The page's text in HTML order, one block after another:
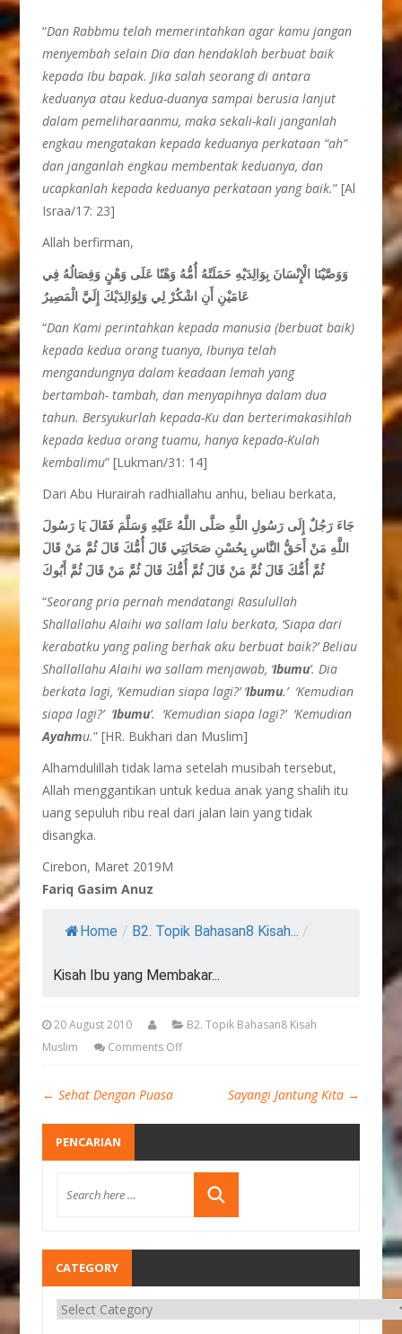
“Dan Rabbmu telah memerintahkan agar kamu jangan
menyembah selain Dia dan hendaklah berbuat baik
kepada Ibu bapak. Jika salah seorang di antara
keduanya atau kedua-duanya sampai berusia lanjut
dalam pemeliharaanmu, maka sekali-kali janganlah
engkau mengatakan kepada keduanya perkataan “ah”
dan janganlah engkau membentak keduanya, dan
ucapkanlah kepada keduanya perkataan yang baik.” [Al
Israa/17: 23]
Allah berfirman,
وَوَصَّيْنَا الْإِنْسَانَ بِوَالِدَيْهِ حَمَلَتْهُ أُمُّهُ وَهْنًا عَلَى وَهْنٍ وَفِصَالُهُ فِي
عَامَيْنِ أَنِ اشْكُرْ لِي وَلِوَالِدَيْكَ إِلَيَّ الْمَصِيرُ
“Dan Kami perintahkan kepada manusia (berbuat baik)
kepada kedua orang tuanya, Ibunya telah
mengandungnya dalam keadaan lemah yang
bertambah- tambah, dan menyapihnya dalam dua
tahun. Bersyukurlah kepada-Ku dan berterimakasihlah
kepada kedua orang tuamu, hanya kepada-Kulah
kembalimu” [Lukman/31: 14]
Dari Abu Hurairah radhiallahu anhu, beliau berkata,
جَاءَ رَجُلٌ إِلَى رَسُولِ اللَّهِ صَلَّى اللَّهُ عَلَيْهِ وَسَلَّمَ فَقَالَ يَا رَسُولَ
اللَّهِ مَنْ أَحَقُّ النَّاسِ بِحُسْنِ صَحَابَتِي قَالَ أُمُّكَ قَالَ ثُمَّ مَنْ قَالَ
ثُمَّ أُمُّكَ قَالَ ثُمَّ مَنْ قَالَ ثُمَّ أُمُّكَ قَالَ ثُمَّ مَنْ قَالَ ثُمَّ أَبُوكَ
“Seorang pria pernah mendatangi Rasulullah
Shallallahu Alaihi wa sallam lalu berkata, ‘Siapa dari
kerabatku yang paling berhak aku berbuat baik?’ Beliau
Shallallahu Alaihi wa sallam menjawab, ‘Ibumu’. Dia
berkata lagi, ‘Kemudian siapa lagi?’ ‘Ibumu.’ ‘Kemudian
siapa lagi?’ ‘Ibumu’. ‘Kemudian siapa lagi?’ ‘Kemudian
Ayahmu.” [HR. Bukhari dan Muslim]
Alhamdulillah tidak lama setelah musibah tersebut,
Allah menggantikan untuk kedua anak yang shalih itu
uang sepuluh ribu real dari jalan lain yang tidak
disangka.
Cirebon, Maret 2019M
Fariq Gasim Anuz
Home / B2. Topik Bahasan8 Kisah... /
Kisah Ibu yang Membakar...
20 August 2010
B2. Topik Bahasan8 Kisah
Muslim
Comments Off
← Sehat Dengan Puasa Sayangi Jantung Kita →
PENCARIAN
CATEGORY